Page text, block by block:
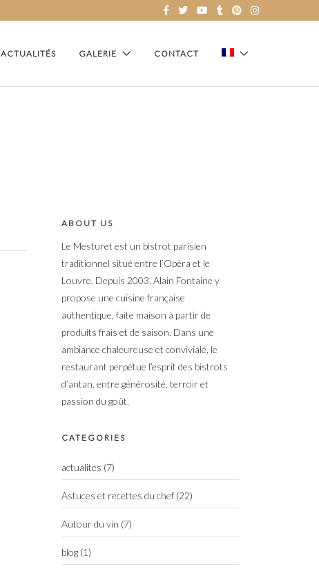
ACTUALITÉS GALERIE CONTACT
ABOUT US
Le Mesturet est un bistrot parisien
traditionnel situé entre l’Opéra et le
Louvre. Depuis 2003, Alain Fontaine y
propose une cuisine française
authentique, faite maison à partir de
produits frais et de saison. Dans une
ambiance chaleureuse et conviviale, le
restaurant perpétue l’esprit des bistrots
d’antan, entre générosité, terroir et
passion du goût.
CATEGORIES
actualites (7)
Astuces et recettes du chef (22)
Autour du vin (7)
blog (1)